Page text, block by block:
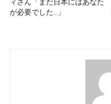
ィさん「まだ日本にはあなた
が必要でした…」